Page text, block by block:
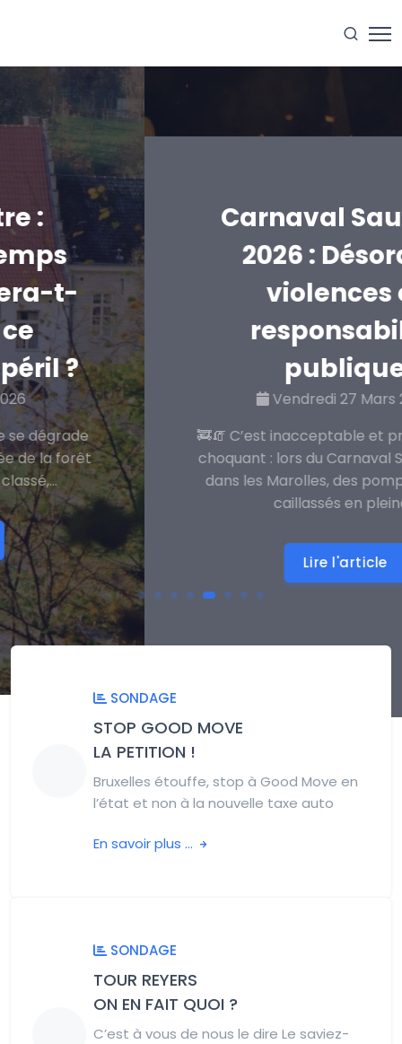
Carnaval Sauvage
2026 : Désordre,
violences et
responsabilité
publique
Vendredi 27 Mars 2026
🚒🧯 C’est inacceptable et profondément
choquant : lors du Carnaval Sauvage 2026
dans les Marolles, des pompiers ont été
caillassés en pleine...
SONDAGE
STOP GOOD MOVE
LA PETITION !
Bruxelles étouffe, stop à Good Move en
l’état et non à la nouvelle taxe auto
En savoir plus ...
SONDAGE
TOUR REYERS
ON EN FAIT QUOI ?
C’est à vous de nous le dire Le saviez-